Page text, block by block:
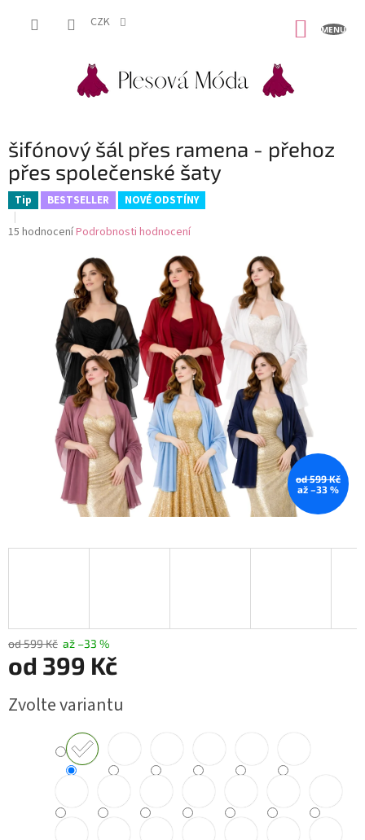
CZK
šifónový šál přes ramena - přehoz
přes společenské šaty
Tip BESTSELLER NOVÉ ODSTÍNY
Průměrné
hvězdiček.
15 hodnoceníPodrobnosti hodnocení
od 599 Kč
až –33 %
od 599 Kč až –33 %
od 399 Kč
cena:
Zvolte variantu